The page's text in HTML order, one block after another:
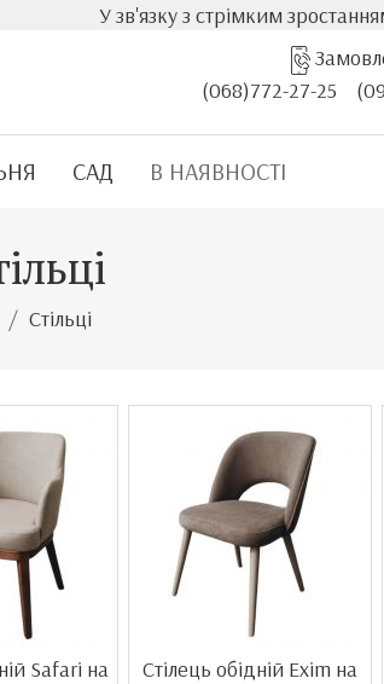
У зв'язку з стрімким зростанням
(068)772-27-25
САД В НАЯВНОСТІ
Стільці
Safari на
Стілець обідній Exim на